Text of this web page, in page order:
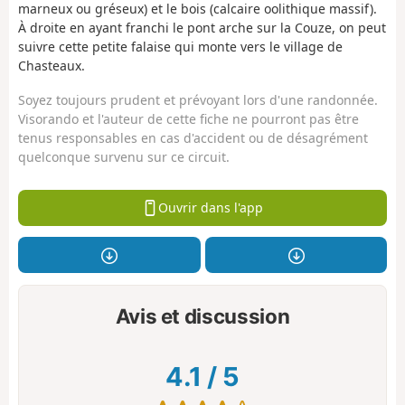
marneux ou gréseux) et le bois (calcaire oolithique massif).
À droite en ayant franchi le pont arche sur la Couze, on peut
suivre cette petite falaise qui monte vers le village de
Chasteaux.
Soyez toujours prudent et prévoyant lors d'une randonnée.
Visorando et l'auteur de cette fiche ne pourront pas être
tenus responsables en cas d'accident ou de désagrément
quelconque survenu sur ce circuit.
Ouvrir dans l'app
Avis et discussion
4.1 / 5